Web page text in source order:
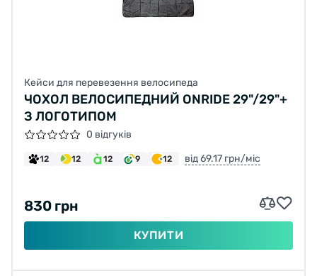
Кейси для перевезення велосипеда
ЧОХОЛ ВЕЛОСИПЕДНИЙ ONRIDE 29"/29"+
З ЛОГОТИПОМ
0 відгуків
12 12 12 9 12 від 69.17 грн/міс
830 грн
КУПИТИ